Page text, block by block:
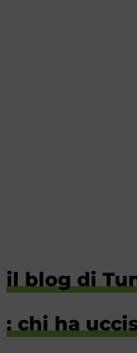
il blog di
: chi ha